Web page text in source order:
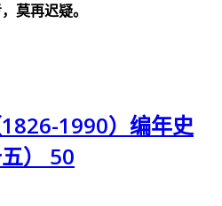
莫再迟疑。
1990）编年史
） 50